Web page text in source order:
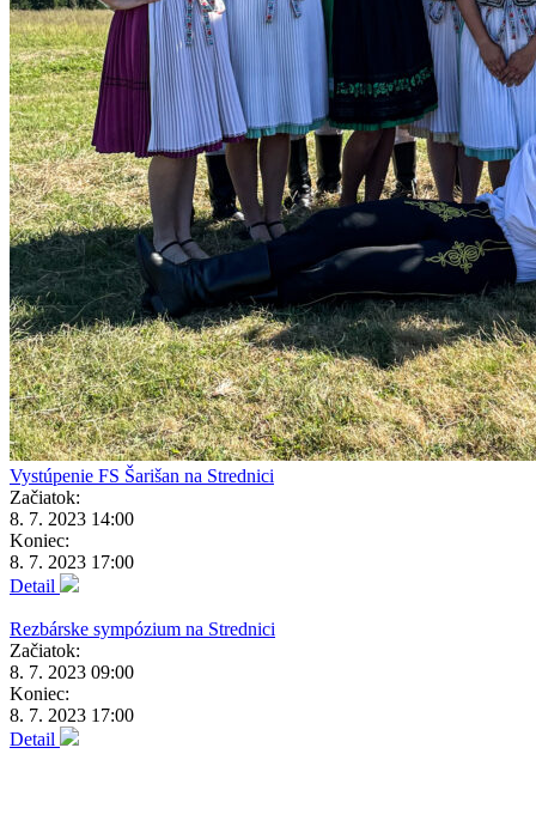
Vystúpenie FS Šarišan na Strednici
Začiatok:
8. 7. 2023 14:00
Koniec:
8. 7. 2023 17:00
Detail
Rezbárske sympózium na Strednici
Začiatok:
8. 7. 2023 09:00
Koniec:
8. 7. 2023 17:00
Detail